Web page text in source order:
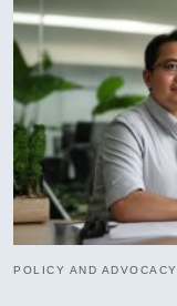
POLICY AND ADVOCACY